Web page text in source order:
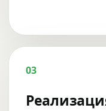
03